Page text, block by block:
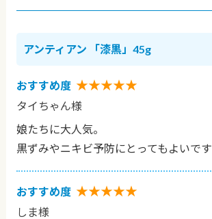
アンティアン 「漆黒」45g
おすすめ度 ★★★★★
タイちゃん様
娘たちに大人気。
黒ずみやニキビ予防にとってもよいです
おすすめ度 ★★★★★
しま様